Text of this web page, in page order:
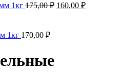
1кг 175,00₽ 160,00 ₽
1кг 170,00 ₽